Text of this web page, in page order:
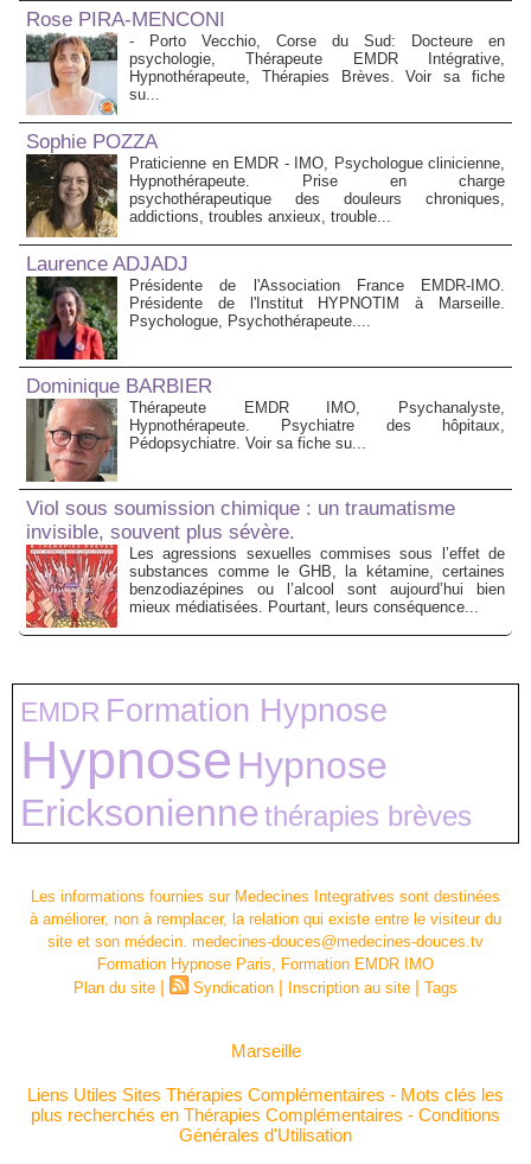
Rose PIRA-MENCONI
- Porto Vecchio, Corse du Sud: Docteure en
psychologie, Thérapeute EMDR Intégrative,
Hypnothérapeute, Thérapies Brèves. Voir sa fiche
su...
Sophie POZZA
Praticienne en EMDR - IMO, Psychologue clinicienne,
Hypnothérapeute. Prise en charge
psychothérapeutique des douleurs chroniques,
addictions, troubles anxieux, trouble...
Laurence ADJADJ
Présidente de l'Association France EMDR-IMO.
Présidente de l'Institut HYPNOTIM à Marseille.
Psychologue, Psychothérapeute....
Dominique BARBIER
Thérapeute EMDR IMO, Psychanalyste,
Hypnothérapeute. Psychiatre des hôpitaux,
Pédopsychiatre. Voir sa fiche su...
Viol sous soumission chimique : un traumatisme
invisible, souvent plus sévère.
Les agressions sexuelles commises sous l’effet de
substances comme le GHB, la kétamine, certaines
benzodiazépines ou l’alcool sont aujourd’hui bien
mieux médiatisées. Pourtant, leurs conséquence...
EMDR Formation Hypnose
Hypnose Hypnose
Ericksoniennethérapies brèves
Les informations fournies sur Medecines Integratives sont destinées
à améliorer, non à remplacer, la relation qui existe entre le visiteur du
site et son médecin. medecines-douces@medecines-douces.tv
Formation Hypnose Paris, Formation EMDR IMO
Plan du site | Syndication | Inscription au site | Tags
Marseille
Liens Utiles Sites Thérapies Complémentaires - Mots clés les
plus recherchés en Thérapies Complémentaires - Conditions
Générales d'Utilisation